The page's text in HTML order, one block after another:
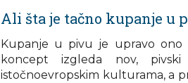
Ali šta je tačno kupanje u
Kupanje u pivu je upravo ono
koncept izgleda nov,
istočnoevropskim kulturama, a